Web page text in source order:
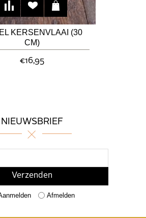
KERSENVLAAI (30
CM)
€16,95
NIEUWSBRIEF
Afmelden